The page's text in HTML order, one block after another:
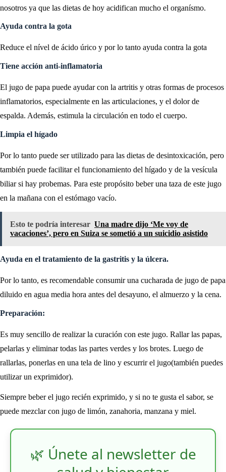
nosotros ya que las dietas de hoy acidifican mucho el organísmo.
Ayuda contra la gota
Reduce el nível de ácido úrico y por lo tanto ayuda contra la gota
Tiene acción anti-inflamatoria
El jugo de papa puede ayudar con la artritis y otras formas de procesos
inflamatorios, especialmente en las articulaciones, y el dolor de
espalda. Además, estimula la circulación en todo el cuerpo.
Limpia el hígado
Por lo tanto puede ser utilizado para las dietas de desintoxicación, pero
también puede facilitar el funcionamiento del hígado y de la vesícula
biliar si hay probemas. Para este propósito beber una taza de este jugo
en la mañana con el estómago vacío.
Esto te podría interesar Una madre dijo ‘Me voy de
vacaciones’, pero en Suiza se sometió a un suicidio asistido
Ayuda en el tratamiento de la gastritis y la úlcera.
Por lo tanto, es recomendable consumir una cucharada de jugo de papa
diluido en agua media hora antes del desayuno, el almuerzo y la cena.
Preparación:
Es muy sencillo de realizar la curación con este jugo. Rallar las papas,
pelarlas y eliminar todas las partes verdes y los brotes. Luego de
rallarlas, ponerlas en una tela de lino y escurrir el jugo(también puedes
utilizar un exprimidor).
Siempre beber el jugo recién exprimido, y si no te gusta el sabor, se
puede mezclar con jugo de limón, zanahoria, manzana y miel.
🌿 Únete al newsletter de